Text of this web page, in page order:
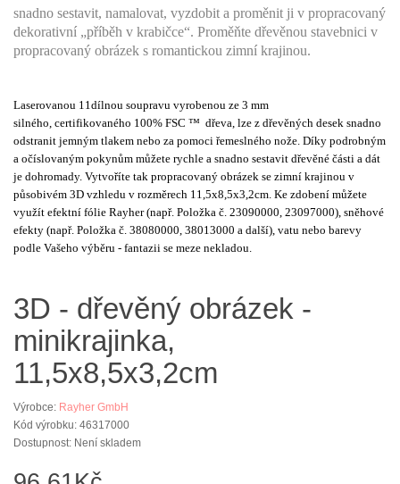
snadno sestavit, namalovat, vyzdobit a proměnit ji v propracovaný
dekorativní „příběh v krabičce“. Proměňte dřevěnou stavebnici v
propracovaný obrázek s romantickou zimní krajinou.
Laserovanou 11dílnou soupravu vyrobenou ze 3 mm
silného, certifikovaného 100% FSC ™ dřeva, lze z dřevěných desek snadno
odstranit jemným tlakem nebo za pomoci řemeslného nože. Díky podrobným
a očíslovaným pokynům můžete rychle a snadno sestavit dřevěné části a dát
je dohromady. Vytvoříte tak propracovaný obrázek se zimní krajinou v
působivém 3D vzhledu v rozměrech 11,5x8,5x3,2cm. Ke zdobení můžete
využít efektní fólie Rayher (např. Položka č. 23090000, 23097000), sněhové
efekty (např. Položka č. 38080000, 38013000 a další), vatu nebo barevy
podle Vašeho výběru - fantazii se meze nekladou.
3D - dřevěný obrázek -
minikrajinka,
11,5x8,5x3,2cm
Výrobce: Rayher GmbH
Kód výrobku: 46317000
Dostupnost: Není skladem